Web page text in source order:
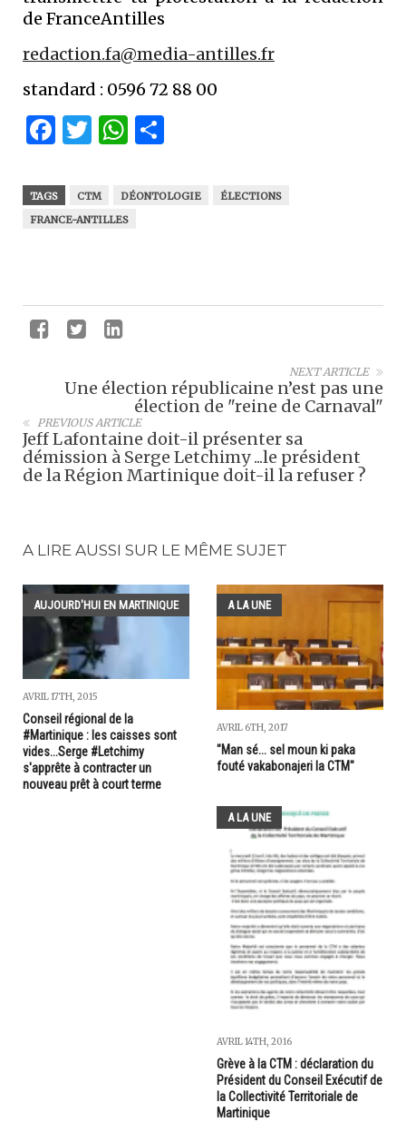
de FranceAntilles
redaction.fa@media-antilles.fr
standard : 0596 72 88 00
Facebook
Twitter
WhatsApp
TAGS CTM DÉONTOLOGIE
ÉLECTIONS
FRANCE-ANTILLES
NEXT ARTICLE
Une élection républicaine n’est pas une
élection de "reine de Carnaval"
PREVIOUS ARTICLE
Jeff Lafontaine doit-il présenter sa
démission à Serge Letchimy ...le président
de la Région Martinique doit-il la refuser ?
A LIRE AUSSI SUR LE MÊME SUJET
AUJOURD'HUI EN MARTINIQUE
AVRIL 17TH, 2015
Conseil régional de la
#Martinique : les caisses sont
vides...Serge #Letchimy
s'apprête à contracter un
nouveau prêt à court terme
A LA UNE
AVRIL 6TH, 2017
"Man sé... sel moun ki paka
fouté vakabonajeri la CTM"
A LA UNE
AVRIL 14TH, 2016
Grève à la CTM : déclaration du
Président du Conseil Exécutif de
la Collectivité Territoriale de
Martinique